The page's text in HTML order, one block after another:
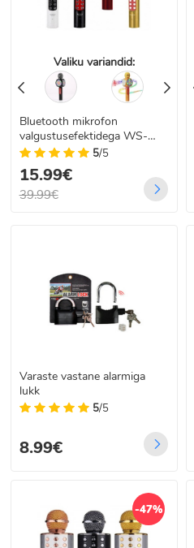
Valiku variandid:
Bluetooth mikrofon
valgustusefektidega WS-
1816
5/5
15.99€
39.99€
Varaste vastane alarmiga
lukk
5/5
8.99€
-47%